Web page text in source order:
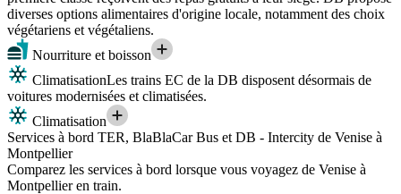
diverses options alimentaires d'origine locale, notamment des choix
végétariens et végétaliens.
Nourriture et boisson
ClimatisationLes trains EC de la DB disposent désormais de
voitures modernisées et climatisées.
Climatisation
Services à bord TER, BlaBlaCar Bus et DB - Intercity de Venise à
Montpellier
Comparez les services à bord lorsque vous voyagez de Venise à
Montpellier en train.